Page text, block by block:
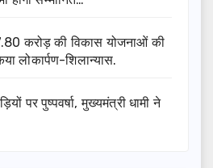
करोड़ की विकास योजनाओं की
लोकार्पण-शिलान्यास.
पर पुष्पवर्षा, मुख्यमंत्री धामी ने